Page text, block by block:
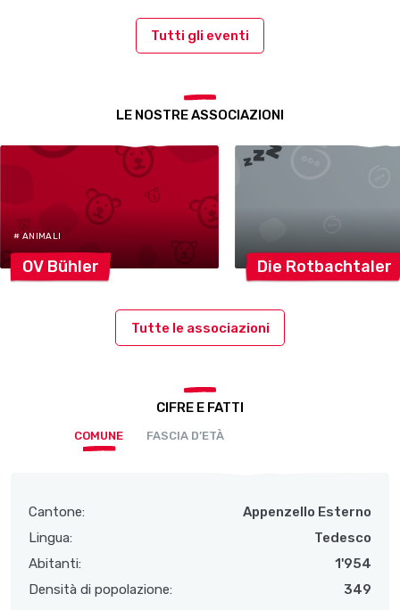
Tutti gli eventi
LE NOSTRE ASSOCIAZIONI
# ANIMALI
OV Bühler Die Rotbachtaler
Tutte le associazioni
CIFRE E FATTI
COMUNE FASCIA D’ETÀ
Cantone:
Appenzello Esterno
Lingua:
Tedesco
Abitanti:
1'954
Densità di popolazione:
349